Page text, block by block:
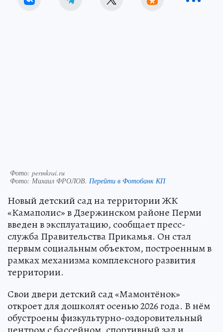
Фото: permkrai.ru
Фото: Михаил ФРОЛОВ. Перейти в Фотобанк КП
Новый детский сад на территории ЖК
«Камаполис» в Дзержинском районе Перми
введен в эксплуатацию, сообщает пресс-
служба Правительства Прикамья. Он стал
первым социальным объектом, построенным в
рамках механизма комплексного развития
территории.
Свои двери детский сад «Мамонтёнок»
откроет для дошколят осенью 2026 года. В нём
обустроены физкультурно-оздоровительный